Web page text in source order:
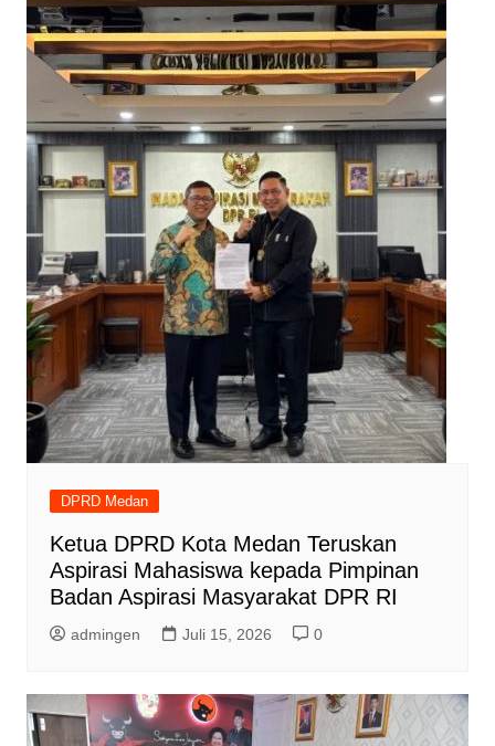
DPRD Medan
Ketua DPRD Kota Medan Teruskan
Aspirasi Mahasiswa kepada Pimpinan
Badan Aspirasi Masyarakat DPR RI
admingen Juli 15, 2026 0